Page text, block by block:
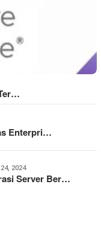
Enterpri…
2024
Server Ber…